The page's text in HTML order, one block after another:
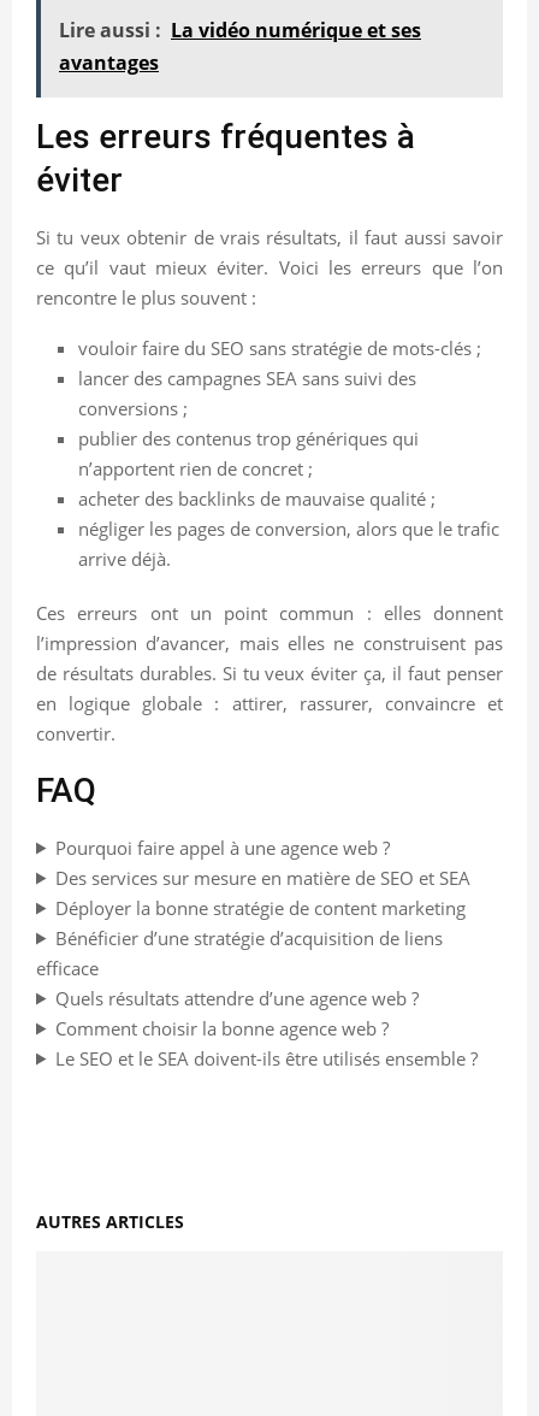
Lire aussi : La vidéo numérique et ses
avantages
Les erreurs fréquentes à
éviter
Si tu veux obtenir de vrais résultats, il faut aussi savoir
ce qu’il vaut mieux éviter. Voici les erreurs que l’on
rencontre le plus souvent :
vouloir faire du SEO sans stratégie de mots-clés ;
lancer des campagnes SEA sans suivi des
conversions ;
publier des contenus trop génériques qui
n’apportent rien de concret ;
acheter des backlinks de mauvaise qualité ;
négliger les pages de conversion, alors que le trafic
arrive déjà.
Ces erreurs ont un point commun : elles donnent
l’impression d’avancer, mais elles ne construisent pas
de résultats durables. Si tu veux éviter ça, il faut penser
en logique globale : attirer, rassurer, convaincre et
convertir.
FAQ
Pourquoi faire appel à une agence web ?
Des services sur mesure en matière de SEO et SEA
Déployer la bonne stratégie de content marketing
Bénéficier d’une stratégie d’acquisition de liens
efficace
Quels résultats attendre d’une agence web ?
Comment choisir la bonne agence web ?
Le SEO et le SEA doivent-ils être utilisés ensemble ?
AUTRES ARTICLES